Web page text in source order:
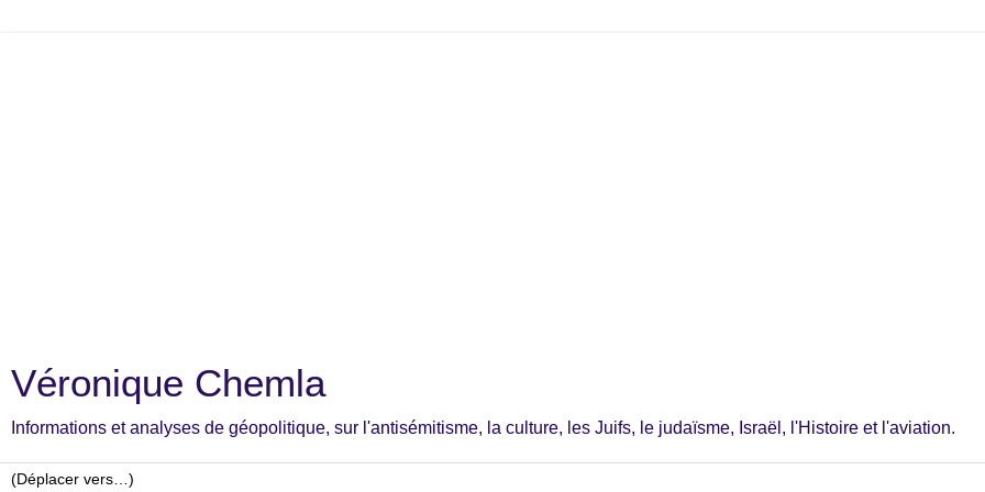
Véronique Chemla
Informations et analyses de géopolitique, sur l'antisémitisme, la culture, les Juifs, le judaïsme, Israël, l'Histoire et l'aviation.